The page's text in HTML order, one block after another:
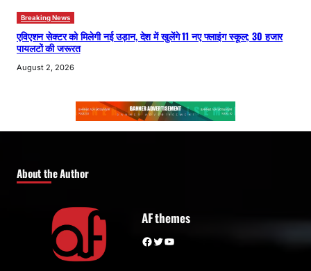
Breaking News
एविएशन सेक्टर को मिलेगी नई उड़ान, देश में खुलेंगे 11 नए फ्लाइंग स्कूल; 30 हजार
पायलटों की जरूरत
August 2, 2026
About the Author
AF themes
Facebook Twitter YouTube